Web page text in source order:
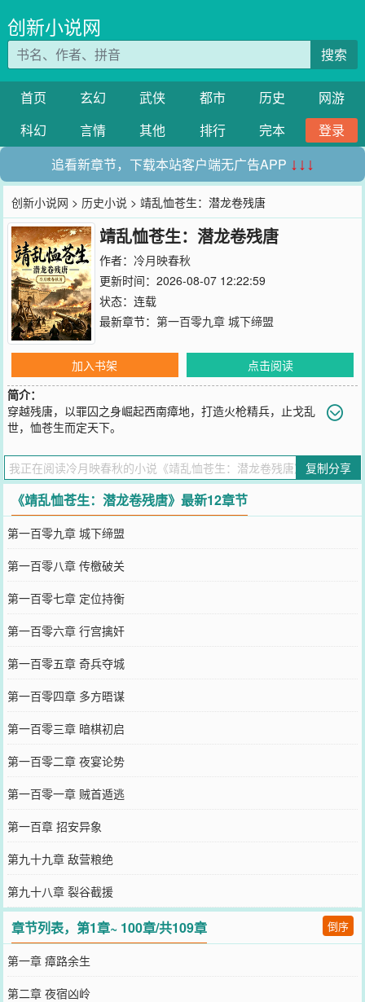
创新小说网
搜索
首页 玄幻 武侠 都市 历史
网游
科幻
言情 其他 排行 完本
登录
追看新章节，下载本站客户端无广告APP ↓↓↓
创新小说网 > 历史小说 > 靖乱恤苍生：潜龙卷残唐
靖乱恤苍生：潜龙卷残唐
作者： 冷月映春秋
更新时间：2026-08-07 12:22:59
状态：连载
最新章节： 第一百零九章 城下缔盟
加入书架
点击阅读
简介：
穿越残唐，以罪囚之身崛起西南瘴地，打造火枪精兵，止戈乱
世，恤苍生而定天下。
QQ群和微博微信里的朋友推荐哦！
复制分享
《靖乱恤苍生：潜龙卷残唐》最新12章节
第一百零九章 城下缔盟
第一百零八章 传檄破关
第一百零七章 定位持衡
第一百零六章 行宫擒奸
第一百零五章 奇兵夺城
第一百零四章 多方晤谋
第一百零三章 暗棋初启
第一百零二章 夜宴论势
第一百零一章 贼首遁逃
第一百章 招安异象
第九十九章 敌营粮绝
第九十八章 裂谷截援
章节列表，第1章~ 100章/共109章 倒序
第一章 瘴路余生
第二章 夜宿凶岭